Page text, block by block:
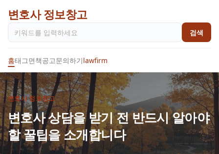
변호사 정보창고
검색
홈태그면책공고문의하기lawfirm
변호사 정보창고
변호사 상담을 받기 전 반드시 알아야
할 꿀팁을 소개합니다